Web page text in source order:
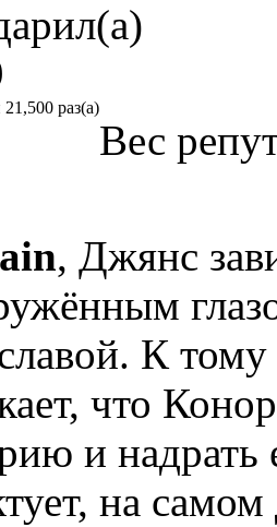
раз(а)
Вес
, Джянс
К
что
и
на